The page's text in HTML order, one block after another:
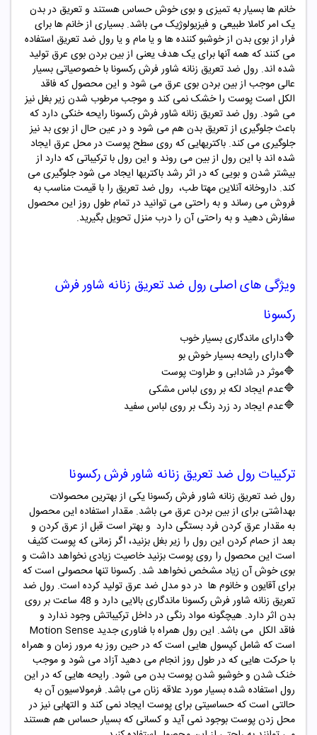
خانم ها بسیار به تمیزی و بوی خوش حساس هستند و تعریق در بدن
یک امر کاملا طبیعی و فیزیولوژیک می باشد. بسیاری از خانم ها برای
فرار از بوی بدن از خوشبو کننده ها و یا مام و یا رول ضد تعریق استفاده
می کنند که همه آنها برای یک هدف یعنی از بین بردن بوی عرق تولید
شده اند. رول ضد تعریق زنانه شاور فرش رکسونا با خصوصیاتی بسیار
عالی موجب از بین بردن بوی عرق می شود و این محصول که فاقد
الکل است پوست را خشک نمی کند و موجب مرطوب شدن زیر بغل نیز
می شود. رول ضد تعریق زنانه شاور فرش رکسونا رایحه خنکی دارد که
باعث جلوگیری از تعریق بدن هم می شود و در عین حال از بوی بد نیز
جلوگیری می کند. باکتریهایی که روی سطح پوست در محل عرق ایجاد
شده اند با این رول از بین می روند و این رول با ترکیباتی که دارد از
بیشتر شدن و بویی که در اثر رشد باکتریها ایجاد می شود جلوگیری می
کند. داروخانه آنلاین مهتا طب، رول ضد تعریق را با قیمت مناسب به
فروش می رساند و به راحتی می توانید در تمام طول روز این محصول
سفارش دهید و به راحتی آن را درب منزل تحویل بگیرید.
ویژگی های اصلی رول ضد تعریق زنانه شاور فرش
رکسونا
🔷دارای ماندگاری بسیار خوب
🔷دارای رایحه بسیار خوش بو
🔷موثر در شادابی و طراوت پوست
🔷عدم ایجاد لکه بر روی لباس مشکی
🔷عدم ایجاد رد زرد رنگ بر روی لباس سفید
ترکیبات رول ضد تعریق زنانه شاور فرش رکسونا
رول ضد تعریق زنانه شاور فرش رکسونا یکی از بهترین محصولات
بهداشتی برای از بین بردن عرق می باشد. مقدار استفاده این محصول
به مقدار عرق کردن فرد بستگی دارد و بهتر است قبل از عرق کردن و
بعد از حمام کردن این رول را زیر بغل بزنید، اگر زمانی که پوست کثیف
است این محصول را روی پوست بزنید خاصیت زیادی نخواهد داشت و
بوی خوش آن زیاد مشخص نخواهد شد. رکسونا تنها محصولی است که
برای آقایون و خانوم ها در دو مدل ضد عرق تولید کرده است. رول ضد
تعریق زنانه شاور فرش رکسونا ماندگاری بالایی دارد و 48 ساعت بر روی
بدن اثر دارد. هیچگونه مواد رنگی در داخل ترکیباتش وجود ندارد و
فاقد الکل می باشد. این رول همراه با فناوری جدید Motion Sense
است که شامل کپسول هایی است که در حین روز به مرور زمان و همراه
با حرکت هایی که در طول روز انجام می دهید آزاد می شود و موجب
خنک شدن و خوشبو شدن پوست بدن می شود. رایحه هایی که در این
رول استفاده شده بسیار مورد علاقه زنان می باشد. فرمولاسیون آن به
حالتی است که حساسیتی برای پوست ایجاد نمی کند و التهابی نیز در
محل زدن پوست بوجود نمی آید و کسانی که بسیار حساس هم هستند